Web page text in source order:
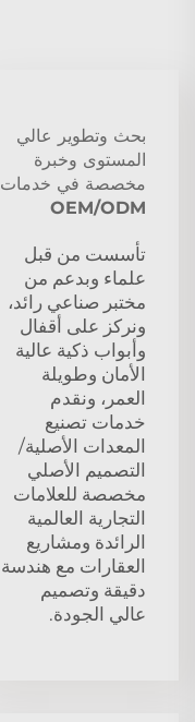
بحث وتطوير عالي
المستوى وخبرة
مخصصة في خدمات
OEM/ODM
تأسست من قبل
علماء وبدعم من
مختبر صناعي رائد،
ونركز على أقفال
وأبواب ذكية عالية
الأمان وطويلة
العمر، ونقدم
خدمات تصنيع
المعدات الأصلية/
التصميم الأصلي
مخصصة للعلامات
التجارية العالمية
الرائدة ومشاريع
العقارات مع هندسة
دقيقة وتصميم
عالي الجودة.